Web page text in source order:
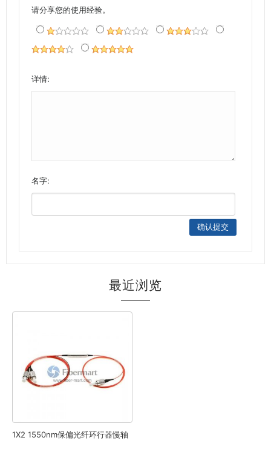
请分享您的使用经验。
详情:
名字:
最近浏览
1X2 1550nm保偏光纤环行器慢轴